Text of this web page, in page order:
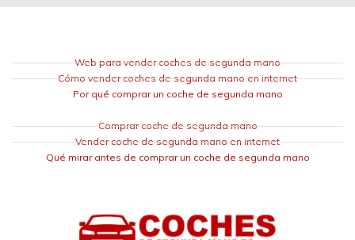
Web para vender coches de segunda mano
Cómo vender coches de segunda mano en internet
Por qué comprar un coche de segunda mano
Comprar coche de segunda mano
Vender coche de segunda mano en internet
Qué mirar antes de comprar un coche de segunda mano